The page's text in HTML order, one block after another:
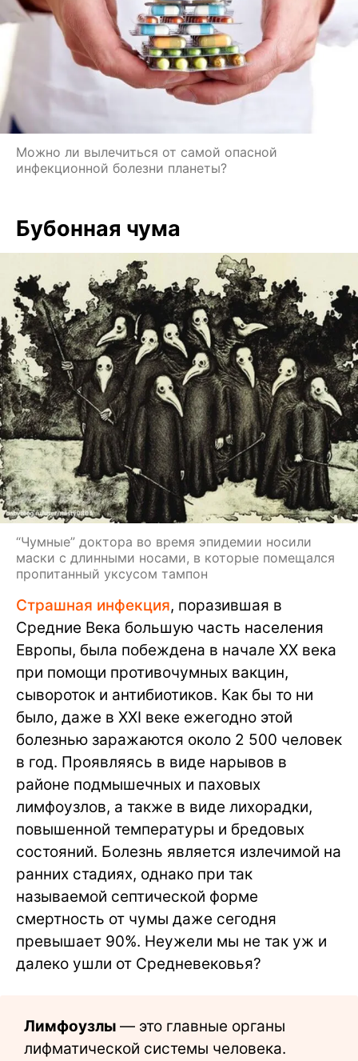
Можно ли вылечиться от самой опасной
инфекционной болезни планеты?
Бубонная чума
“Чумные” доктора во время эпидемии носили
маски с длинными носами, в которые помещался
пропитанный уксусом тампон
Страшная инфекция, поразившая в
Средние Века большую часть населения
Европы, была побеждена в начале ХХ века
при помощи противочумных вакцин,
сывороток и антибиотиков. Как бы то ни
было, даже в ХХI веке ежегодно этой
болезнью заражаются около 2 500 человек
в год. Проявляясь в виде нарывов в
районе подмышечных и паховых
лимфоузлов, а также в виде лихорадки,
повышенной температуры и бредовых
состояний. Болезнь является излечимой на
ранних стадиях, однако при так
называемой септической форме
смертность от чумы даже сегодня
превышает 90%. Неужели мы не так уж и
далеко ушли от Средневековья?
Лимфоузлы — это главные органы
лифматической системы человека.